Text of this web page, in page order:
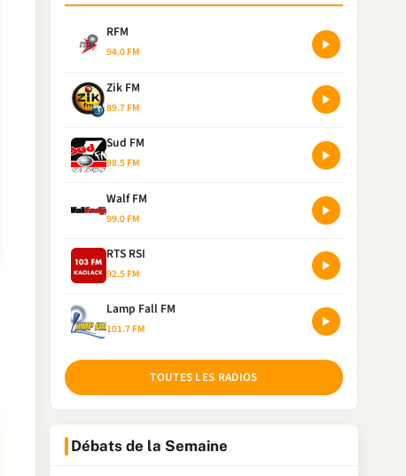
RFM
94.0 FM
Zik FM
89.7 FM
Sud FM
98.5 FM
Walf FM
99.0 FM
RTS RSI
92.5 FM
Lamp Fall FM
101.7 FM
TOUTES LES RADIOS
Débats de la Semaine